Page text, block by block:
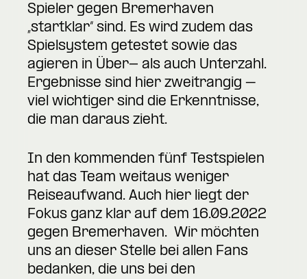
Spieler gegen Bremerhaven
„startklar“ sind. Es wird zudem das
Spielsystem getestet sowie das
agieren in Über- als auch Unterzahl.
Ergebnisse sind hier zweitrangig –
viel wichtiger sind die Erkenntnisse,
die man daraus zieht.
In den kommenden fünf Testspielen
hat das Team weitaus weniger
Reiseaufwand. Auch hier liegt der
Fokus ganz klar auf dem 16.09.2022
gegen Bremerhaven. Wir möchten
uns an dieser Stelle bei allen Fans
bedanken, die uns bei den